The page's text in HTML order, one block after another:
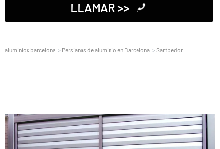
LLAMAR >>
aluminios barcelona Persianas de aluminio en Barcelona Santpedor